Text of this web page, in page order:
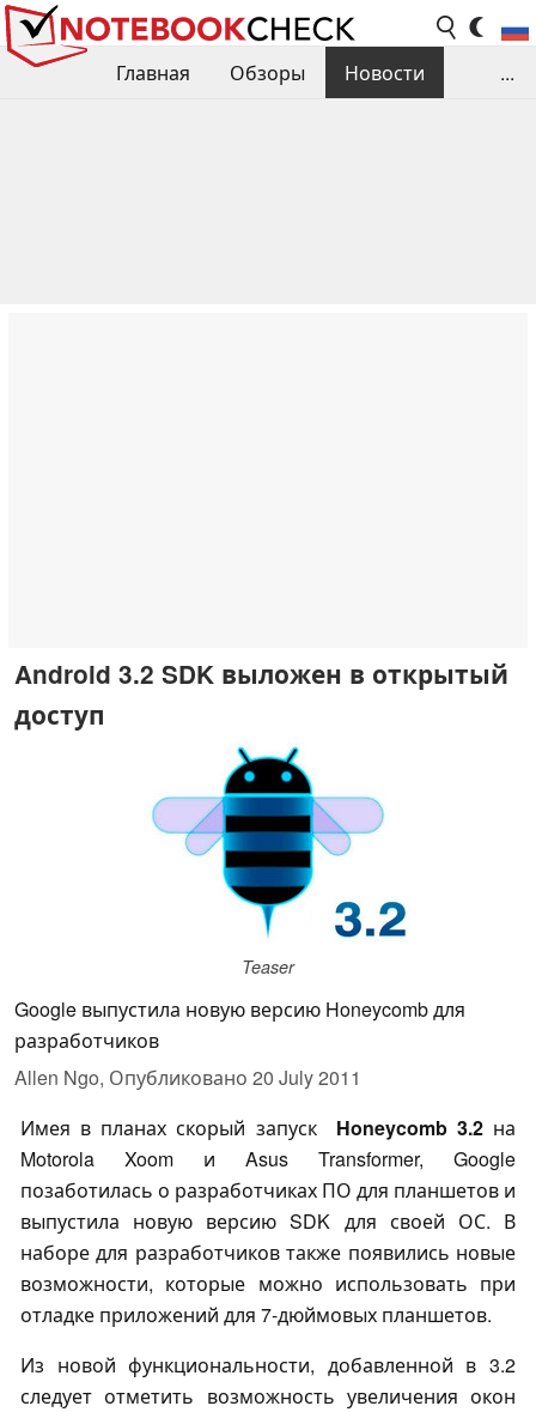
Главная Обзоры
Новости
...
Android 3.2 SDK выложен в открытый
доступ
Teaser
Google выпустила новую версию Honeycomb для
разработчиков
Allen Ngo, Опубликовано 20 July 2011
Имея в планах скорый запуск Honeycomb 3.2 на
Motorola Xoom и Asus Transformer, Google
позаботилась о разработчиках ПО для планшетов и
выпустила новую версию SDK для своей ОС. В
наборе для разработчиков также появились новые
возможности, которые можно использовать при
отладке приложений для 7-дюймовых планшетов.
Из новой функциональности, добавленной в 3.2
следует отметить возможность увеличения окон